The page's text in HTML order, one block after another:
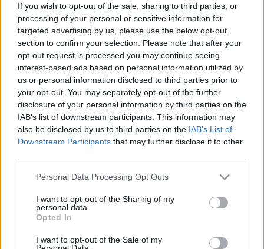
If you wish to opt-out of the sale, sharing to third parties, or
processing of your personal or sensitive information for
targeted advertising by us, please use the below opt-out
section to confirm your selection. Please note that after your
opt-out request is processed you may continue seeing
interest-based ads based on personal information utilized by
us or personal information disclosed to third parties prior to
your opt-out. You may separately opt-out of the further
disclosure of your personal information by third parties on the
IAB’s list of downstream participants. This information may
also be disclosed by us to third parties on the IAB’s List of
Downstream Participants that may further disclose it to other
Please note that this website/app uses one or more Google
not limited to your visit or usage behaviour. You may click to
grant or deny consent to Google and its third-party tags to
use your data for below specified purposes in below Google
consent section.
Personal Data Processing Opt Outs
I want to opt-out of the Sharing of my
personal data.
Opted In
I want to opt-out of the Sale of my
"A csatornától" az Oscar-életműdíjig.
Andrzej Wajda 1926-2016